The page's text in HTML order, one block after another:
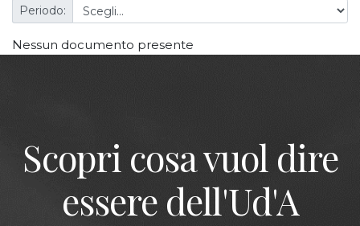
Periodo:
Nessun documento presente
Scopri cosa vuol dire
essere dell'Ud'A